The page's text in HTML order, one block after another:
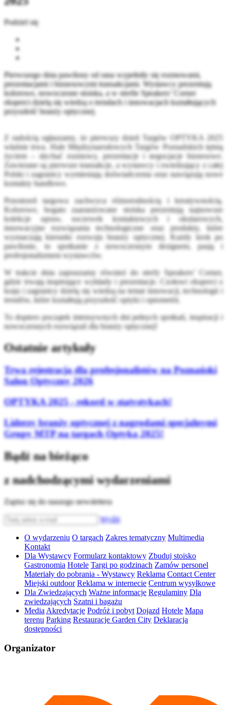
Podziel się
Pierwszego dnia pawilony od rana wypełniły się rozmowami,
prezentacjami i biznesowymi transakcjami. Wystawcy prezentują
kolorowe, nowoczesne stoiska, a w strefie Speakers’ Corner
eksperci dzielą się wiedzą o trendach i innowacjach kształtujących
przyszłość branży optycznej.
Z radością ogłaszamy, że pierwszy dzień Targów OPTYKA 2025
właśnie trwa. Hale Międzynarodowych Targów Poznańskich tętnią
życiem – słychać rozmowy, prezentacje i negocjacje biznesowe.
Zawierane są pierwsze transakcje, a wystawcy i zwiedzający z całej
Polski i zagranicy wymieniają doświadczenia oraz nawiązują nowe
kontakty handlowe.
Przestrzeń targowa zachwyca różnorodnością i kreatywnością.
Kolorowe, bogato zaaranżowane stoiska prezentują najnowsze
kolekcje opraw, soczewek kontaktowych i okularowych,
innowacyjne rozwiązania technologiczne oraz produkty, które
wyznaczają kierunki rozwoju branży optycznej. Każdy krok po
pawilonie, to spotkanie z nowoczesnym designem, pasją i
profesjonalizmem wystawców.
W trakcie dnia zapraszamy również do strefy Speakers’ Corner,
gdzie trwają inspirujące wykłady i prezentacje. Czołowi eksperci z
kraju i zagranicy dzielą się wiedzą na temat innowacji, technologii i
trendów, które kształtują przyszłość optyki i optometrii.
To dopiero początek intensywnych dni pełnych spotkań, inspiracji i
nowoczesnych rozwiązań dla branży optycznej!
Ostatnie artykuły
Trwa rejestracja dla profesjonalistów na Poznański
Salon Optyczny 2026
OPTYKA 2025 - rekord w statystykach!
Liderzy branży optycznej z nagrodami specjalnymi
Grupy MTP na targach Optyka 2025!
Bądź na bieżąco
z nadchodzącymi wydarzeniami
Zapisz się do naszego newslettera
Wyślij
O wydarzeniu O targach Zakres tematyczny Multimedia
Kontakt
Dla Wystawcy Formularz kontaktowy Zbuduj stoisko
Gastronomia Hotele Targi po godzinach Zamów personel
Materiały do pobrania - Wystawcy Reklama Contact Center
Miejski outdoor Reklama w internecie Centrum wysyłkowe
Dla Zwiedzających Ważne informacje Regulaminy Dla
zwiedzających Szatni i bagażu
Media Akredytacje Podróż i pobyt Dojazd Hotele Mapa
terenu Parking Restauracje Garden City Deklaracja
dostępności
Organizator